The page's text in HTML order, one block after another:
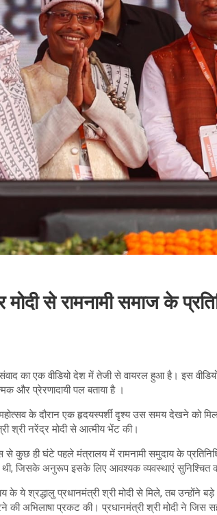
से रामनामी समाज के
का एक वीडियो देश में तेजी से वायरल हुआ है। इस
और प्रेरणादायी पल बताया है ।
के दौरान एक हृदयस्पर्शी दृश्य उस समय देखने को
श्री नरेंद्र मोदी से आत्मीय भेंट की।
से कुछ ही घंटे पहले मंत्रालय में रामनामी समुदाय के
थी, जिसके अनुरूप इसके लिए आवश्यक व्यवस्थाएं सुनिश्चित
के ये श्रद्धालु प्रधानमंत्री श्री मोदी से मिले, तब उन्होंने
अभिलाषा प्रकट की। प्रधानमंत्री श्री मोदी ने जिस